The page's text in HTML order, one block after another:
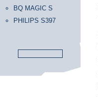
BQ MAGIC S
PHILIPS S397